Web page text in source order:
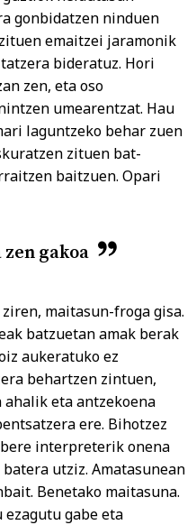
gonbidatzen ninduen
emaitzei jaramonik
bideratuz. Hori
zen, eta oso
umearentzat. Hau
laguntzeko behar zuen
zituen bat-
baitzuen. Opari
gakoa
maitasun-froga gisa.
batzuetan amak berak
aukeratuko ez
behartzen zintuen,
eta antzekoena
ere. Bihotzez
interpreterik onena
utziz. Amatasunean
Benetako maitasuna.
ezagutu gabe eta